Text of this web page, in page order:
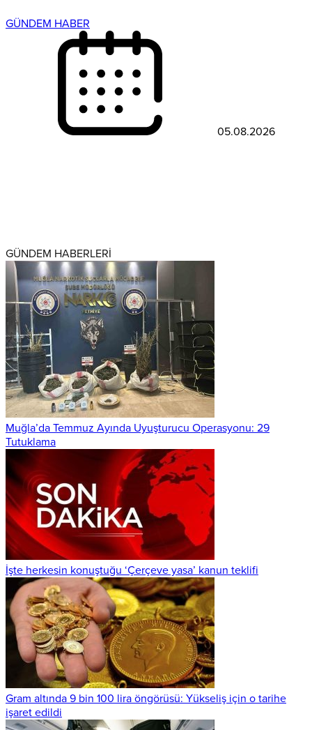
GÜNDEM HABER
05.08.2026
GÜNDEM HABERLERİ
Muğla’da Temmuz Ayında Uyuşturucu Operasyonu: 29
Tutuklama
İşte herkesin konuştuğu ‘Çerçeve yasa’ kanun teklifi
Gram altında 9 bin 100 lira öngörüsü: Yükseliş için o tarihe
işaret edildi